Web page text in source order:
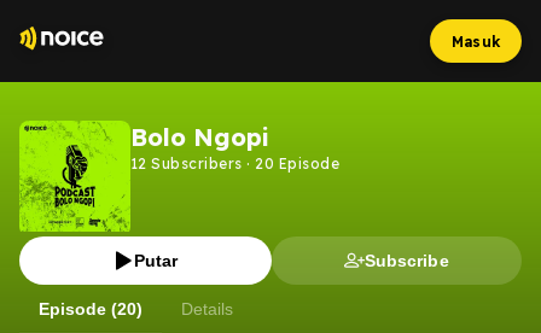
Masuk
Bolo Ngopi
12 Subscribers · 20 Episode
Putar Subscribe
Episode (20) Details